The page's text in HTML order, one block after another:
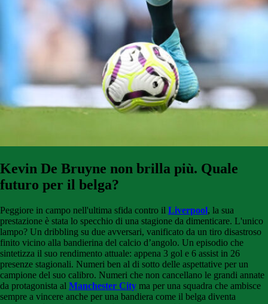
Kevin De Bruyne non brilla più. Quale
futuro per il belga?
Peggiore in campo nell'ultima sfida contro il Liverpool, la sua
prestazione è stata lo specchio di una stagione da dimenticare. L'unico
lampo? Un dribbling su due avversari, vanificato da un tiro disastroso
finito vicino alla bandierina del calcio d’angolo. Un episodio che
sintetizza il suo rendimento attuale: appena 3 gol e 6 assist in 26
presenze stagionali. Numeri ben al di sotto delle aspettative per un
campione del suo calibro. Numeri che non cancellano le grandi annate
da protagonista al Manchester City ma per una squadra che ambisce
sempre a vincere anche per una bandiera come il belga diventa